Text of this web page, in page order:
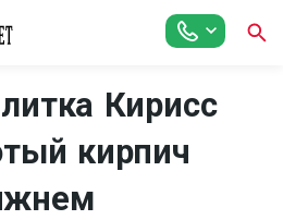
Кирисс
кирпич